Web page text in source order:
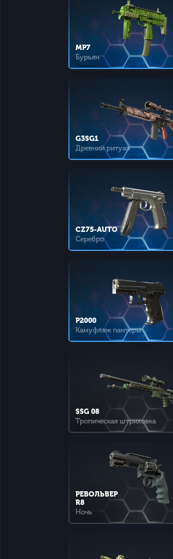
MP7
Бурьян
G3SG1
Древний ритуал
CZ75-AUTO
Серебро
P2000
Камуфляж пантеры
SSG 08
Тропическая штриховка
РЕВОЛЬВЕР
R8
Ночь